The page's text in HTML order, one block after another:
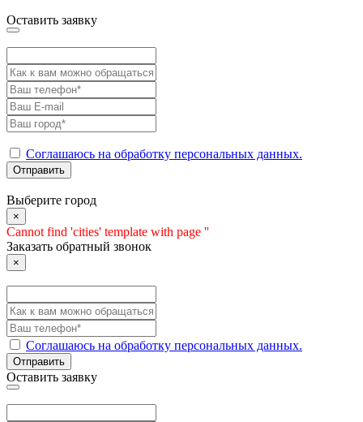
Оставить заявку
Соглашаюсь на обработку персональных данных.
Отправить
Выберите город
×
Cannot find 'cities' template with page ''
Заказать обратный звонок
×
Соглашаюсь на обработку персональных данных.
Отправить
Оставить заявку